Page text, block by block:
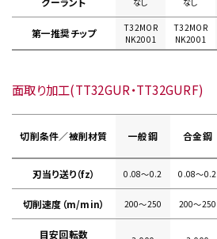
第一推奨チップ
T32MOR
NK2001
T32MOR
NK2001
面取り加工(TT32GUR・TT32GURF)
切削条件／被削材質 一般鋼 合金鋼
刃当り送り（fz） 0.08〜0.2 0.08〜0.2
切削速度（m/min） 200〜250 200〜250
目安回転数